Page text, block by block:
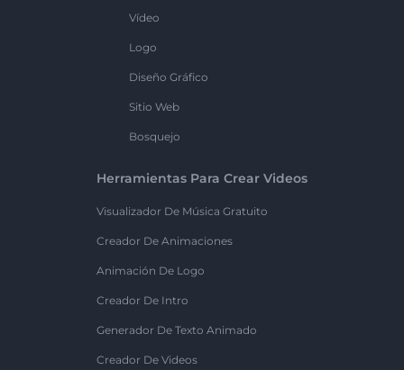
Vídeo
Logo
Diseño Gráfico
Sitio Web
Bosquejo
Herramientas Para Crear Videos
Visualizador De Música Gratuito
Creador De Animaciones
Animación De Logo
Creador De Intro
Generador De Texto Animado
Creador De Videos